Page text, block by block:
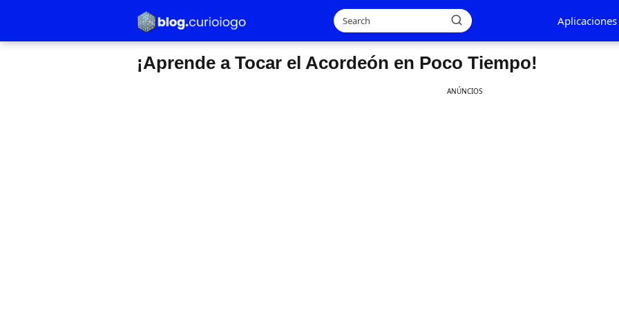
Aplicaciones
¡Aprende a Tocar el Acordeón en Poco Tiempo!
ANÚNCIOS